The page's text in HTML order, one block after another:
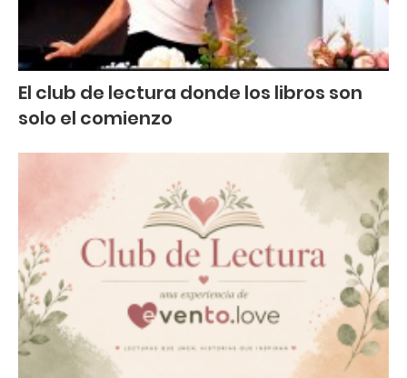
El club de lectura donde los libros son
solo el comienzo